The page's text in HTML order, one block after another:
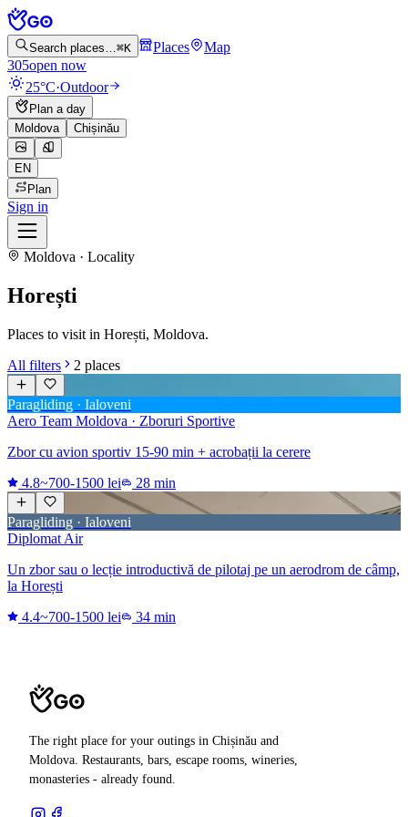
Search places…⌘K Places
Map
305open now
25°C·Outdoor
Plan a day
Moldova
Chișinău
EN
Plan
Sign in
Moldova · Locality
Horești
Places to visit in Horești, Moldova.
All filters
2 places
Paragliding · Ialoveni
Aero Team Moldova · Zboruri Sportive
Zbor cu avion sportiv 15-90 min + acrobații la cerere
4.8~700-1500 lei 28 min
Paragliding · Ialoveni
Diplomat Air
Un zbor sau o lecție introductivă de pilotaj pe un aerodrom de câmp,
la Horești
4.4~700-1500 lei 34 min
The right place for your outings in Chișinău and
Moldova. Restaurants, bars, escape rooms, wineries,
monasteries - already found.